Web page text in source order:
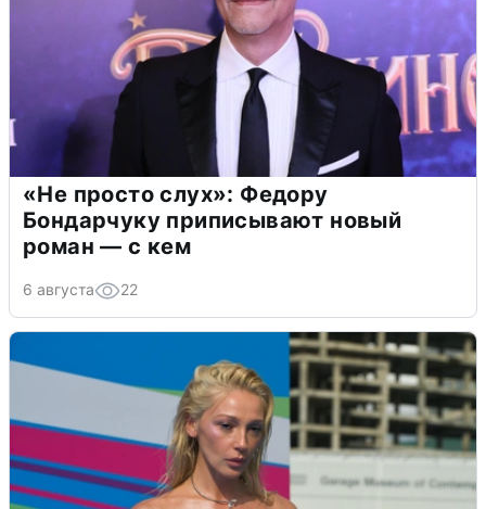
«Не просто слух»: Федору
Бондарчуку приписывают новый
роман — с кем
6 августа 22